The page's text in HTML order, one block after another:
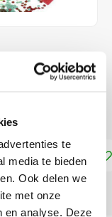
te
media te bieden
Ook delen we
met onze
en analyse. Deze